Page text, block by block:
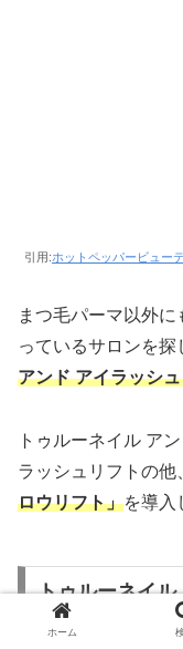
引用:ホットペッパービュー
まつ毛パーマ以外
っているサロンを探
アンド アイラッシ
トゥルーネイル ア
ラッシュリフトの
ロウリフト」を導入
トゥルーネイル
ェンヌラッシュ
ホーム